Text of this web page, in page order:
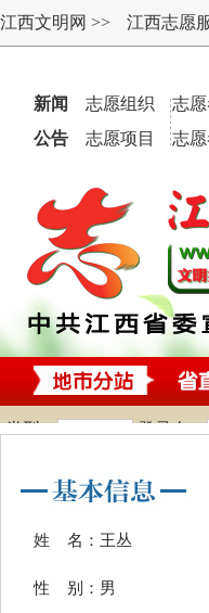
姓 名：王丛
性 别：男